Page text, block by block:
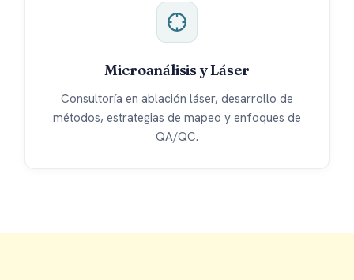
Microanálisis y Láser
Consultoría en ablación láser, desarrollo de
métodos, estrategias de mapeo y enfoques de
QA/QC.